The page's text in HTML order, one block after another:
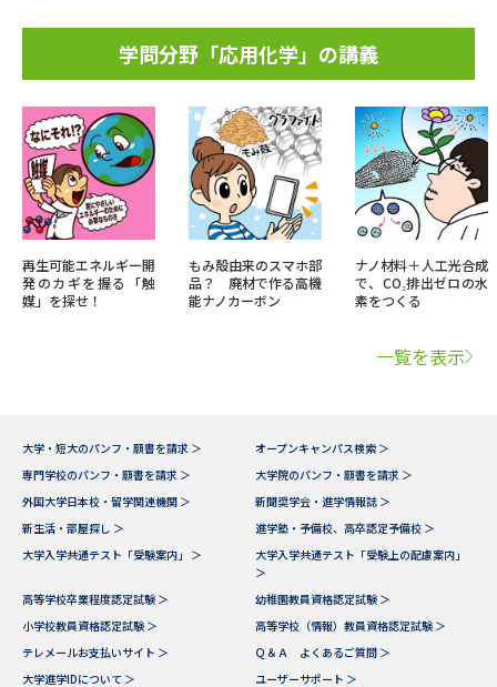
学問分野「応用化学」の講義
再生可能エネルギー開
発のカギを握る「触
媒」を探せ！
もみ殻由来のスマホ部
品？ 廃材で作る高機
能ナノカーボン
ナノ材料＋人工光合成
で、CO₂排出ゼロの水
素をつくる
一覧を表示
大学・短大のパンフ・願書を請求 ＞
オープンキャンパス検索 ＞
専門学校のパンフ・願書を請求 ＞
大学院のパンフ・願書を請求 ＞
外国大学日本校・留学関連機関 ＞
新聞奨学会・進学情報誌 ＞
新生活・部屋探し ＞
進学塾・予備校、高卒認定予備校 ＞
大学入学共通テスト「受験案内」 ＞
大学入学共通テスト「受験上の配慮案内」
＞
高等学校卒業程度認定試験 ＞
幼稚園教員資格認定試験 ＞
小学校教員資格認定試験 ＞
高等学校（情報）教員資格認定試験 ＞
テレメールお支払いサイト ＞
Ｑ＆Ａ よくあるご質問 ＞
大学進学IDについて ＞
ユーザーサポート ＞